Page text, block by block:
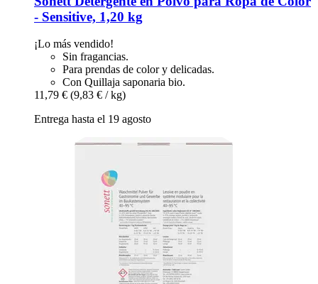
-​ Sensitive, 1,20 kg
¡Lo más vendido!
Sin fragancias.
Para prendas de color y delicadas.
Con Quillaja saponaria bio.
11,79 € (9,83 € / kg)
Entrega hasta el 19 agosto